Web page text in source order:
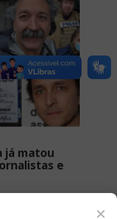
já matou
e